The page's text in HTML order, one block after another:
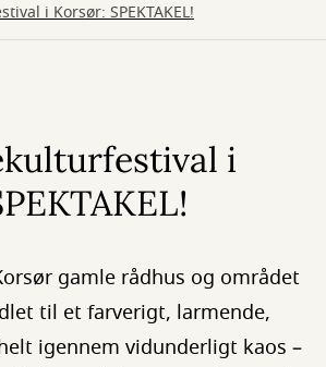
i Korsør: SPEKTAKEL!
i
gamle rådhus og området
til et farverigt, larmende,
igennem vidunderligt kaos –